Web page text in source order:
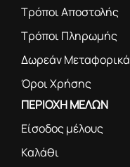
Τρόποι Αποστολής
Τρόποι Πληρωμής
Δωρεάν Μεταφορικά
Όροι Χρήσης
ΠΕΡΙΟΧΗ ΜΕΛΩΝ
Είσοδος μέλους
Καλάθι